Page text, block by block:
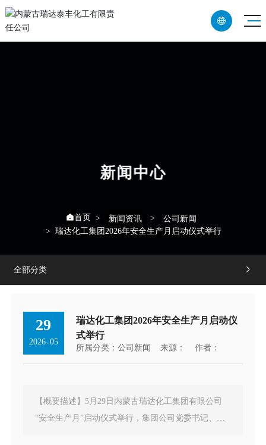

CN
新闻中心
首页 新闻资讯
公司新闻
瑞达化工集团2026年安全生产月启动仪式举行
全部分类 
29
2026-05
瑞达化工集团2026年安全生产月启动仪
式举行
所属分类： 公司新闻 来源： 作者：
【概要描述】5月29日内蒙古瑞达化工集团有限公司
“安全生产月”启动仪式举行，集团公司党委书记、董